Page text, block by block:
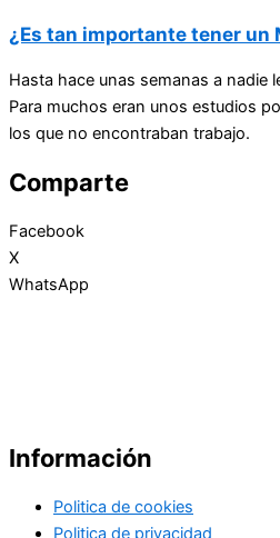
¿Es tan importante tener un
Hasta hace unas semanas a nadie
Para muchos eran unos estudios
los que no encontraban trabajo.
Comparte
Facebook
X
WhatsApp
Información
Politica de cookies